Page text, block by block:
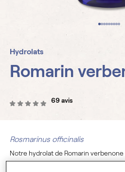
Hydrolats
Romarin
69 avis
Rosmarinus officinalis
Notre hydrolat de Romarin verbenone